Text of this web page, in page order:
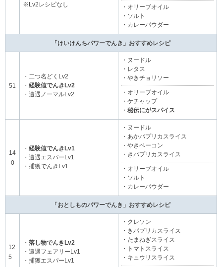
※Lv2レシピなし
・オリーブオイル
・ソルト
・カレーパウダー
「けいけんちパワーでんき」おすすめレシピ
51
・二つ名どくLv2
・ 経験値でんきLv2
・遭遇ノーマルLv2
・ヌードル
・レタス
・やきチョリソー
・オリーブオイル
・ケチャップ
・ 秘伝にがスパイス
14
0
・ 経験値でんきLv1
・遭遇エスパーLv1
・捕獲でんきLv1
・ヌードル
・あかパプリカスライス
・やきベーコン
・きパプリカスライス
・オリーブオイル
・ソルト
・カレーパウダー
「おとしものパワーでんき」おすすめレシピ
12
5
・ 落し物でんきLv2
・遭遇フェアリーLv1
・捕獲エスパーLv1
・クレソン
・きパプリカスライス
・たまねぎスライス
・トマトスライス
・キュウリスライス